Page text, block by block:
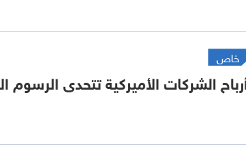
خاص
الشركات الأميركية تتحدى الرسوم